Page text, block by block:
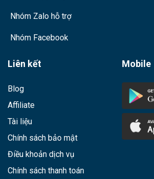
Nhóm Zalo hỗ trợ
Nhóm Facebook
Liên kết
Blog
Affiliate
Tài liệu
Chính sách bảo mật
Điều khoản dịch vụ
Chính sách thanh toán
Mobile